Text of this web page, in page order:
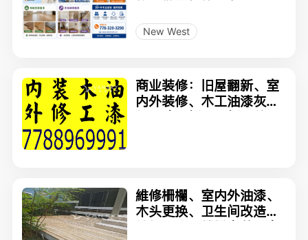
New West
商业装修：旧屋翻新、室
内外装修、木工油漆灰
維修柵欄、室内外油漆、
木头更换、卫生间改造、